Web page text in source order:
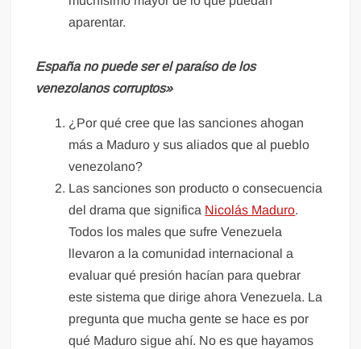
aparentar.
España no puede ser el paraíso de los
venezolanos corruptos»
¿Por qué cree que las sanciones ahogan
más a Maduro y sus aliados que al pueblo
venezolano?
Las sanciones son producto o consecuencia
del drama que significa Nicolás Maduro.
Todos los males que sufre Venezuela
llevaron a la comunidad internacional a
evaluar qué presión hacían para quebrar
este sistema que dirige ahora Venezuela. La
pregunta que mucha gente se hace es por
qué Maduro sigue ahí. No es que hayamos